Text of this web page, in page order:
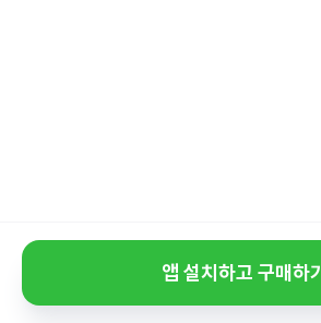
앱 설치하고 구매하기